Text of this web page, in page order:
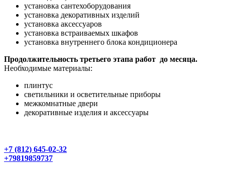
установка сантехоборудования
установка декоративных изделий
установка аксессуаров
установка встраиваемых шкафов
установка внутреннего блока кондиционера
Продолжительность третьего этапа работ до месяца.
Необходимые материалы:
плинтус
светильники и осветительные приборы
межкомнатные двери
декоративные изделия и аксессуары
+7 (812) 645-02-32
+79819859737